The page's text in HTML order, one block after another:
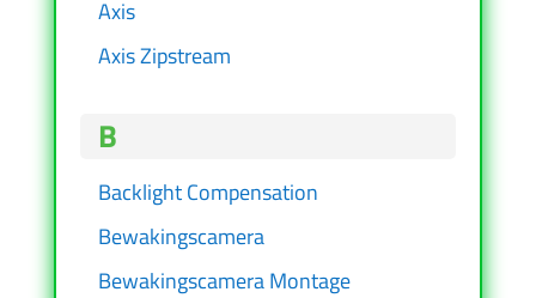
Axis
Axis Zipstream
B
Backlight Compensation
Bewakingscamera
Bewakingscamera Montage